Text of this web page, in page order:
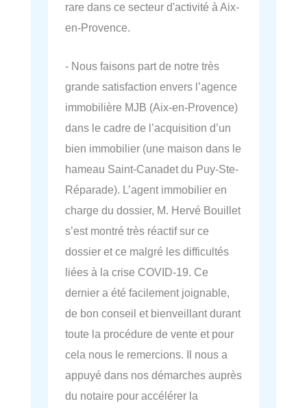
rare dans ce secteur d'activité à Aix-
en-Provence.
- Nous faisons part de notre très
grande satisfaction envers l’agence
immobilière MJB (Aix-en-Provence)
dans le cadre de l’acquisition d’un
bien immobilier (une maison dans le
hameau Saint-Canadet du Puy-Ste-
Réparade). L’agent immobilier en
charge du dossier, M. Hervé Bouillet
s’est montré très réactif sur ce
dossier et ce malgré les difficultés
liées à la crise COVID-19. Ce
dernier a été facilement joignable,
de bon conseil et bienveillant durant
toute la procédure de vente et pour
cela nous le remercions. Il nous a
appuyé dans nos démarches auprès
du notaire pour accélérer la